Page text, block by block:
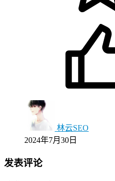
林云SEO
2024年7月30日
发表评论